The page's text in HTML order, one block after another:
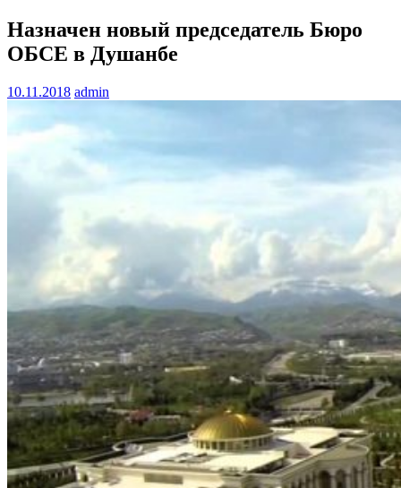
Назначен новый председатель Бюро
ОБСЕ в Душанбе
10.11.2018 admin